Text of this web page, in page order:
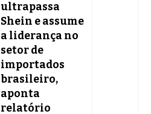
ultrapassa
Shein e assume
a liderança no
setor de
importados
brasileiro,
aponta
relatório